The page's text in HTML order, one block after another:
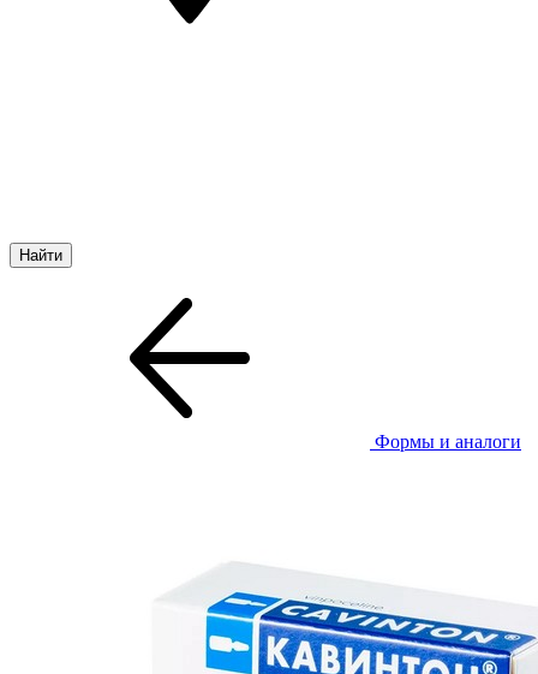
Формы и аналоги